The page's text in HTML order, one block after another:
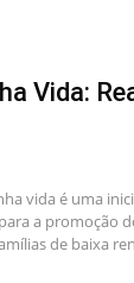
Vida:
vida é uma
a promoção
de baixa